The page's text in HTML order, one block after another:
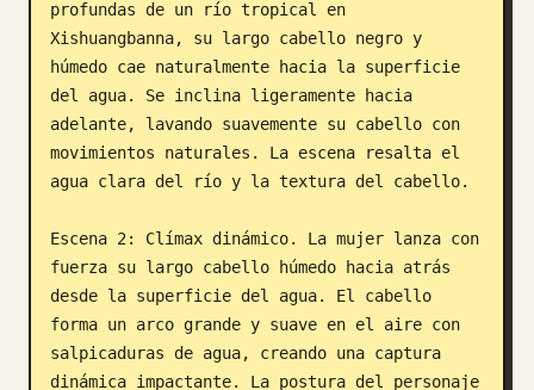
profundas de un río tropical en
Xishuangbanna, su largo cabello negro y
húmedo cae naturalmente hacia la superficie
del agua. Se inclina ligeramente hacia
adelante, lavando suavemente su cabello con
movimientos naturales. La escena resalta el
agua clara del río y la textura del cabello.
Escena 2: Clímax dinámico. La mujer lanza con
fuerza su largo cabello húmedo hacia atrás
desde la superficie del agua. El cabello
forma un arco grande y suave en el aire con
salpicaduras de agua, creando una captura
dinámica impactante. La postura del personaje